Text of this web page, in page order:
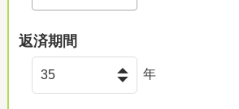
返済期間
年